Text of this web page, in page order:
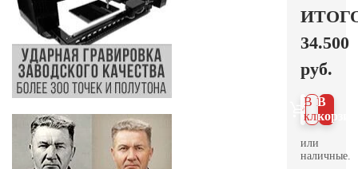
34.500
руб.
В
В 1
клик
или
наличные.